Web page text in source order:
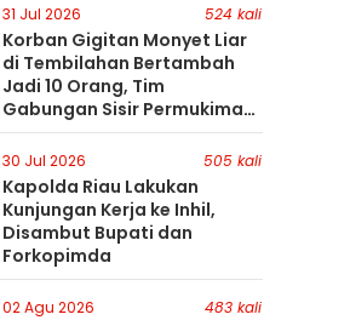
31 Jul 2026 524 kali
Korban Gigitan Monyet Liar
di Tembilahan Bertambah
Jadi 10 Orang, Tim
Gabungan Sisir Permukiman
Gunakan Perahu Karet
30 Jul 2026 505 kali
Kapolda Riau Lakukan
Kunjungan Kerja ke Inhil,
Disambut Bupati dan
Forkopimda
02 Agu 2026 483 kali